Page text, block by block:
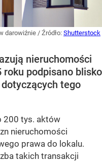
darowiźnie / Źródło: Shutterstock
nieruchomości
podpisano blisko
tego
200 tys. aktów
nieruchomości
prawa do lokalu.
takich transakcji